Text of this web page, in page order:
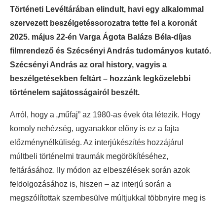
Történeti Levéltárában elindult, havi egy alkalommal
szervezett beszélgetéssorozatra tette fel a koronát
2025. május 22-én Varga Ágota Balázs Béla-díjas
filmrendező és Szécsényi András tudományos kutató.
Szécsényi András az oral history, vagyis a
beszélgetésekben feltárt – hozzánk legközelebbi
történelem sajátosságairól beszélt.
Arról, hogy a „műfaj” az 1980-as évek óta létezik. Hogy
komoly nehézség, ugyanakkor előny is ez a fajta
előzménynélküliség. Az interjúkészítés hozzájárul
múltbeli történelmi traumák megörökítéséhez,
feltárásához. Ily módon az elbeszélések során azok
feldolgozásához is, hiszen – az interjú során a
megszólítottak szembesülve múltjukkal többnyire meg is